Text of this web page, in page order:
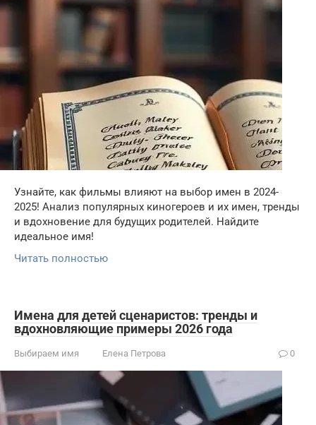
Узнайте, как фильмы влияют на выбор имен в 2024-
2025! Анализ популярных киногероев и их имен, тренды
и вдохновение для будущих родителей. Найдите
идеальное имя!
Читать полностью
Имена для детей сценаристов: тренды и
вдохновляющие примеры 2026 года
Выбираем имя Елена Петрова 0